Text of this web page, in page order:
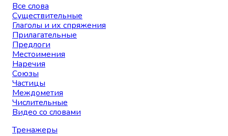
Все слова
Существительные
Глаголы и их спряжения
Прилагательные
Предлоги
Местоимения
Наречия
Союзы
Частицы
Междометия
Числительные
Видео со словами
Тренажеры